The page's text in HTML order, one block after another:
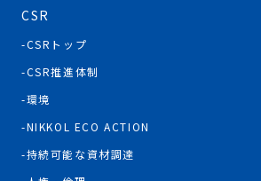
CSR
CSRトップ
CSR推進体制
環境
NIKKOL ECO ACTION
持続可能な資材調達